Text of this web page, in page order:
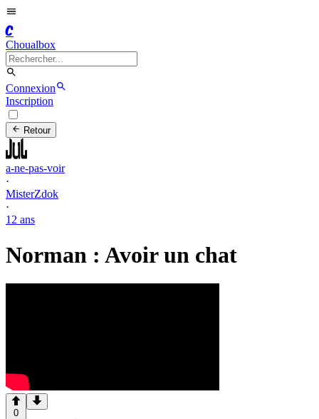
C
Choualbox
Connexion
Inscription
Retour
a-ne-pas-voir
·
MisterZdok
·
12 ans
Norman : Avoir un chat
0